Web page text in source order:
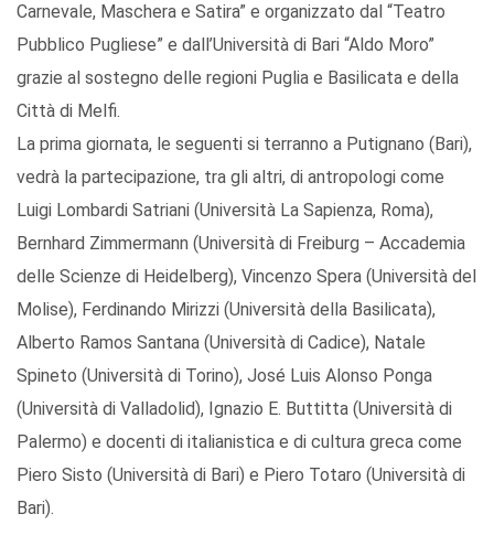
Carnevale, Maschera e Satira” e organizzato dal “Teatro
Pubblico Pugliese” e dall’Università di Bari “Aldo Moro”
grazie al sostegno delle regioni Puglia e Basilicata e della
Città di Melfi.
La prima giornata, le seguenti si terranno a Putignano (Bari),
vedrà la partecipazione, tra gli altri, di antropologi come
Luigi Lombardi Satriani (Università La Sapienza, Roma),
Bernhard Zimmermann (Università di Freiburg – Accademia
delle Scienze di Heidelberg), Vincenzo Spera (Università del
Molise), Ferdinando Mirizzi (Università della Basilicata),
Alberto Ramos Santana (Università di Cadice), Natale
Spineto (Università di Torino), José Luis Alonso Ponga
(Università di Valladolid), Ignazio E. Buttitta (Università di
Palermo) e docenti di italianistica e di cultura greca come
Piero Sisto (Università di Bari) e Piero Totaro (Università di
Bari).